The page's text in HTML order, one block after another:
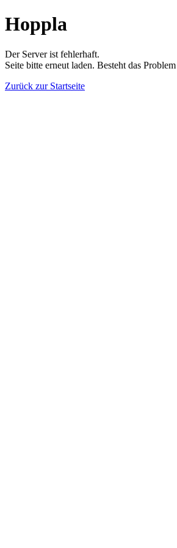
Hoppla
Der Server ist fehlerhaft.
Seite bitte erneut laden. Besteht das
Zurück zur Startseite